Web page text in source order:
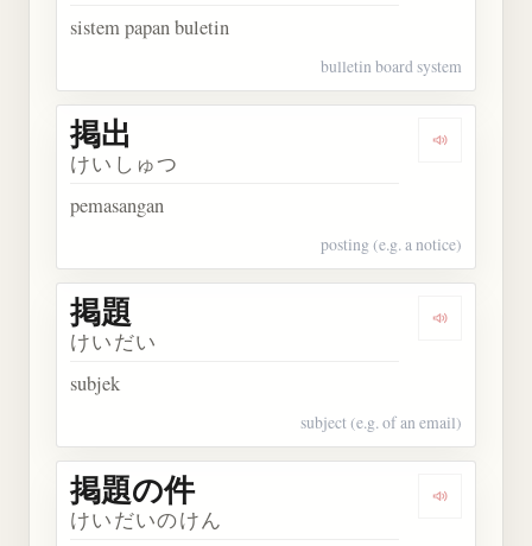
sistem papan buletin
bulletin board system
Dengarkan
掲出
けいしゅつ
pemasangan
posting (e.g. a notice)
Dengarkan
掲題
けいだい
subjek
subject (e.g. of an email)
Dengarkan
掲題の件
けいだいのけん